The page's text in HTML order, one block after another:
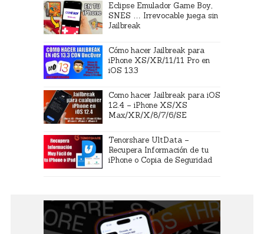
Eclipse Emulador Game Boy,
SNES … Irrevocable juega sin
Jailbreak
Cómo hacer Jailbreak para
iPhone XS/XR/11/11 Pro en
iOS 13.3
Como hacer Jailbreak para iOS
12.4 – iPhone XS/XS
Max/XR/X/8/7/6/SE
Tenorshare UltData –
Recupera Información de tu
iPhone o Copia de Seguridad